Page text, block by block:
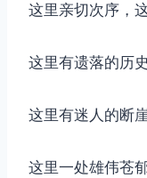
这里亲切次序，
这里有遗落的历
这里有迷人的断崖
这里一处雄伟苍